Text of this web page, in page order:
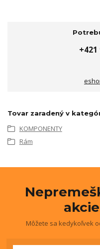
+421
Tovar zaradený v
KOMPONENTY
Rám
Môžete sa kedykoľvek